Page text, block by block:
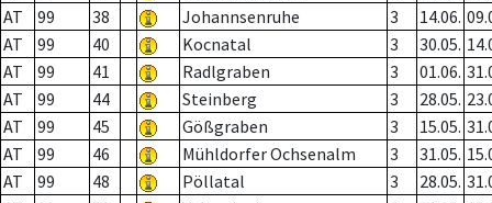
AT
99 38 Johannsenruhe 3 14.06.
AT
99 40 Kocnatal 3 30.05.
AT
99 41 Radlgraben 3 01.06.
AT
99 44 Steinberg 3 28.05.
AT
99 45 Gößgraben 3 15.05.
AT
99 46 Mühldorfer Ochsenalm 3 31.05.
AT
99 48 Pöllatal 3 28.05.